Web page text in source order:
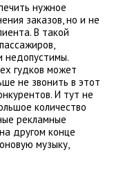
нужное
заказов, но и не
В такой
недопустимы.
гудков может
не звонить в этот
И тут не
количество
рекламные
другом конце
музыку,